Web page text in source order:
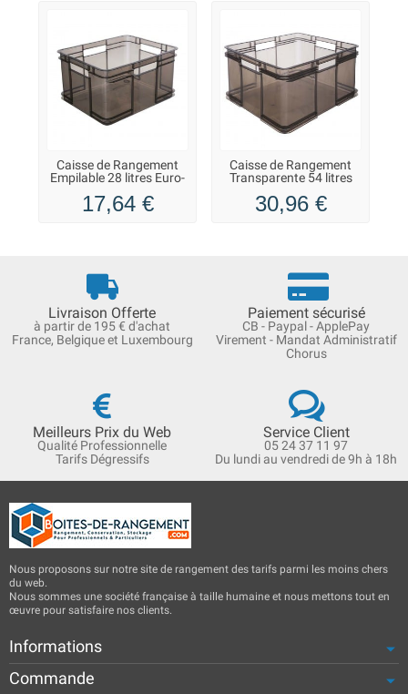
Caisse de Rangement
Empilable 28 litres Euro-
17,64 €
Caisse de Rangement
Transparente 54 litres
30,96 €
Livraison Offerte
à partir de 195 € d'achat
France, Belgique et Luxembourg
Paiement sécurisé
CB - Paypal - ApplePay
Virement - Mandat Administratif
Chorus
Meilleurs Prix du Web
Qualité Professionnelle
Tarifs Dégressifs
Service Client
05 24 37 11 97
Du lundi au vendredi de 9h à 18h
Nous proposons sur notre site de rangement des tarifs parmi les moins chers
du web.
Nous sommes une société française à taille humaine et nous mettons tout en
œuvre pour satisfaire nos clients.
Informations
Commande